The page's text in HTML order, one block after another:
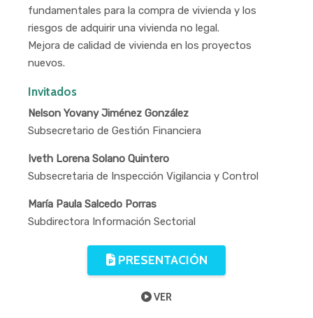
fundamentales para la compra de vivienda y los
riesgos de adquirir una vivienda no legal.
Mejora de calidad de vivienda en los proyectos
nuevos.
Invitados
Nelson Yovany Jiménez González
Subsecretario de Gestión Financiera
Iveth Lorena Solano Quintero
Subsecretaria de Inspección Vigilancia y Control
María Paula Salcedo Porras
Subdirectora Información Sectorial
PRESENTACIÓN
VER